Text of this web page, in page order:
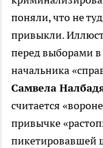
поняли, что не
привыкли.
перед выборами в
начальника
Самвела
считается
привычке
пикетировавшей